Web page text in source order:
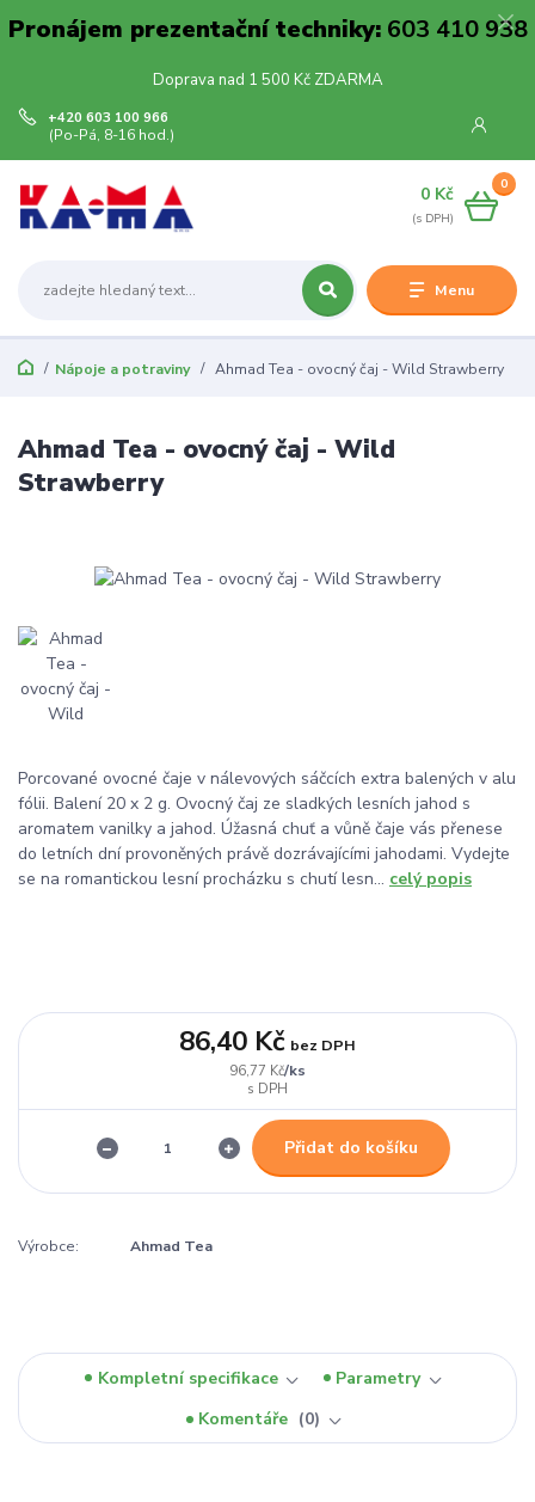
Pronájem prezentační techniky:603 410 938
Doprava nad 1 500 Kč ZDARMA
Menu
+420 603 100 966
(Po-Pá, 8-16 hod.)
0
0 Kč
Nápoje a potraviny Ahmad Tea - ovocný čaj - Wild Strawberry
Ahmad Tea - ovocný čaj - Wild
Strawberry
Porcované ovocné čaje v nálevových sáčcích extra balených v alu
fólii. Balení 20 x 2 g. Ovocný čaj ze sladkých lesních jahod s
aromatem vanilky a jahod. Úžasná chuť a vůně čaje vás přenese
do letních dní provoněných právě dozrávajícími jahodami. Vydejte
se na romantickou lesní procházku s chutí lesn... celý popis
96,77 Kč/ks
86,40 Kč bez DPH
Přidat do košíku
Výrobce: Ahmad Tea
Kompletní specifikace
Parametry
Komentáře
0